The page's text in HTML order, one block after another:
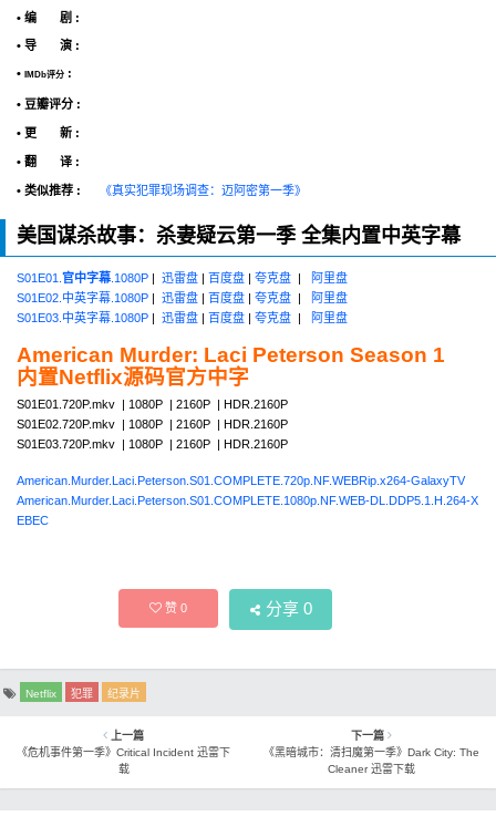
• 编 剧 :
• 导 演 :
• IMDb评分 :
• 豆瓣评分 :
• 更 新 :
• 翻 译 :
• 类似推荐 : 《真实犯罪现场调查：迈阿密第一季》
美国谋杀故事：杀妻疑云第一季 全集内置中英字幕
S01E01. 官中字幕 .1080P | 迅雷盘 | 百度盘 | 夸克盘 |
阿里盘
S01E02.中英字幕.1080P | 迅雷盘 | 百度盘 | 夸克盘 |
阿里盘
S01E03.中英字幕.1080P | 迅雷盘 | 百度盘 | 夸克盘 | 阿里盘
American Murder: Laci Peterson Season 1
内置Netflix源码官方中字
S01E01.720P.mkv | 1080P | 2160P | HDR.2160P
S01E02.720P.mkv | 1080P | 2160P | HDR.2160P
S01E03.720P.mkv | 1080P | 2160P | HDR.2160P
American.Murder.Laci.Peterson.S01.COMPLETE.720p.NF.WEBRip.x264-GalaxyTV
American.Murder.Laci.Peterson.S01.COMPLETE.1080p.NF.WEB-DL.DDP5.1.H.264-X
EBEC
赞0 分享 0
Netflix 犯罪 纪录片
上一篇
《危机事件第一季》Critical Incident 迅雷下
载
下一篇
《黑暗城市：清扫魔第一季》Dark City: The
Cleaner 迅雷下载